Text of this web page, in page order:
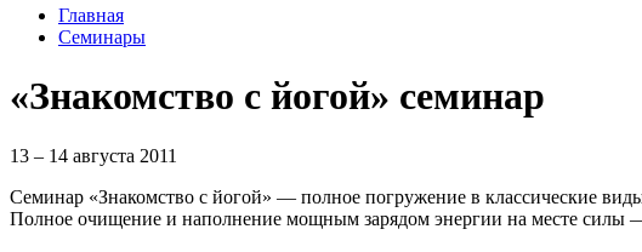
Главная
Семинары
«Знакомство с йогой» семинар
13 – 14 августа 2011
Семинар «Знакомство с йогой» — полное погружение в классические
Полное очищение и наполнение мощным зарядом энергии на месте силы